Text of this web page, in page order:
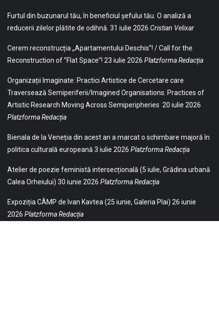
Furtul din buzunarul tău, în beneficiul șefului tău. O analiză a
reducerii zilelor plătite de odihnă. 31 iulie 2026 Cristian Velixar
Cerem reconstrucția „Apartamentului Deschis”! / Call for the
Reconstruction of ”Flat Space”! 23 iulie 2026 Platzforma Redacția
Organizații Imaginate: Practici Artistice de Cercetare care
Traversează Semiperiferii/Imagined Organisations: Practices of
Artistic Research Moving Across Semiperipheries 20 iulie 2026
Platzforma Redacția
Bienala de la Veneția din acest an a marcat o schimbare majoră în
politica culturală europeană 3 iulie 2026 Platzforma Redacția
Atelier de poezie feministă intersecțională (5 iulie, Grădina urbană
Calea Orheiului) 30 iunie 2026 Platzforma Redacția
Expoziția CÂMP de Ivan Kavtea (25 iunie, Galeria Plai) 26 iunie
2026 Platzforma Redacția